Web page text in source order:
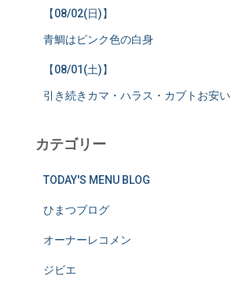
【08/02(日)】
青鯛はピンク色の白身
【08/01(土)】
引き続きカマ・ハラス・カブトお安い
カテゴリー
TODAY'S MENU BLOG
ひまつブログ
オーナーレコメン
ジビエ